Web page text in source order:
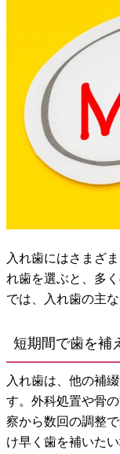
入れ歯にはさまざ
れ歯を選ぶと、多
では、入れ歯の主
短期間で歯を補
入れ歯は、他の補
す。外科処置や骨
察から数回の調整
け早く歯を補いた